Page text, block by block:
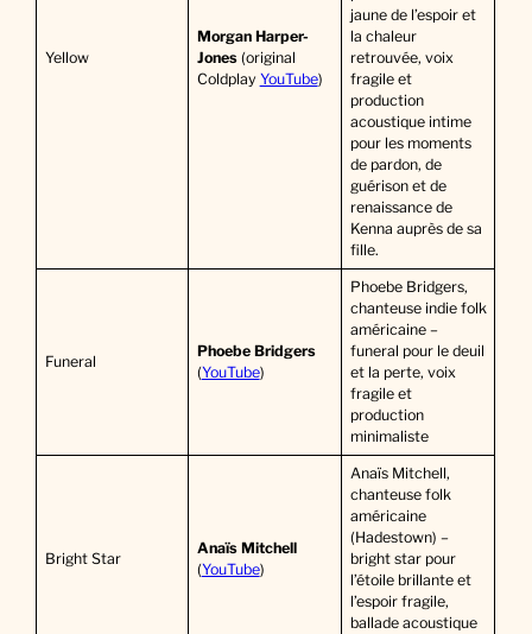
Yellow
Morgan Harper-
Jones(original
Coldplay YouTube)
jaune de l’espoir et
la chaleur
retrouvée, voix
fragile et
production
acoustique intime
pour les moments
de pardon, de
guérison et de
renaissance de
Kenna auprès de sa
fille.
Funeral
Phoebe Bridgers
(YouTube)
Phoebe Bridgers,
chanteuse indie folk
américaine –
funeral pour le deuil
et la perte, voix
fragile et
production
minimaliste
Bright Star
Anaïs Mitchell
(YouTube)
Anaïs Mitchell,
chanteuse folk
américaine
(Hadestown) –
bright star pour
l’étoile brillante et
l’espoir fragile,
ballade acoustique